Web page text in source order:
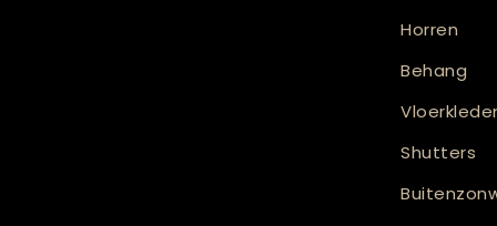
Horren
Behang
Shutters